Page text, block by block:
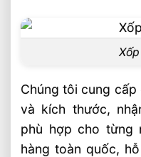
Chúng tôi cung
và kích thước,
phù hợp cho từng
hàng toàn quốc,